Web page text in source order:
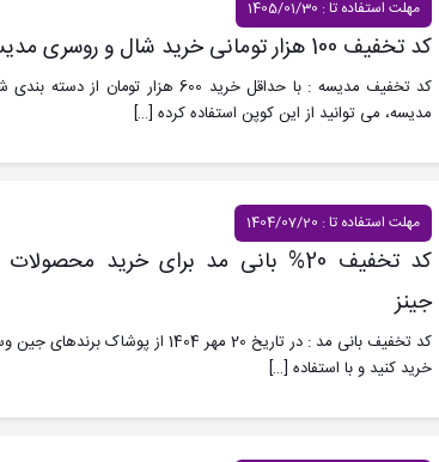
مهلت استفاده تا : 1405/01/30
کد تخفیف 100 هزار تومانی خرید شال و روسری مدیسه
کد تخفیف مدیسه : با حداقل خرید 600 هزار
مدیسه، می توانید از این کوپن استفاده کرده[…]
مهلت استفاده تا : 1404/07/20
کد تخفیف 20% بانی مد برای خرید
جینز
کد تخفیف بانی مد : در تاریخ 20 مهر 1404
خرید کنید و با استفاده[…]